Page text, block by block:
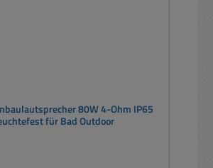
80W 4-Ohm IP65
für Bad Outdoor